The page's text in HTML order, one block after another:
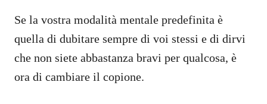
Se la vostra modalità mentale predefinita è
quella di dubitare sempre di voi stessi e di dirvi
che non siete abbastanza bravi per qualcosa, è
ora di cambiare il copione.